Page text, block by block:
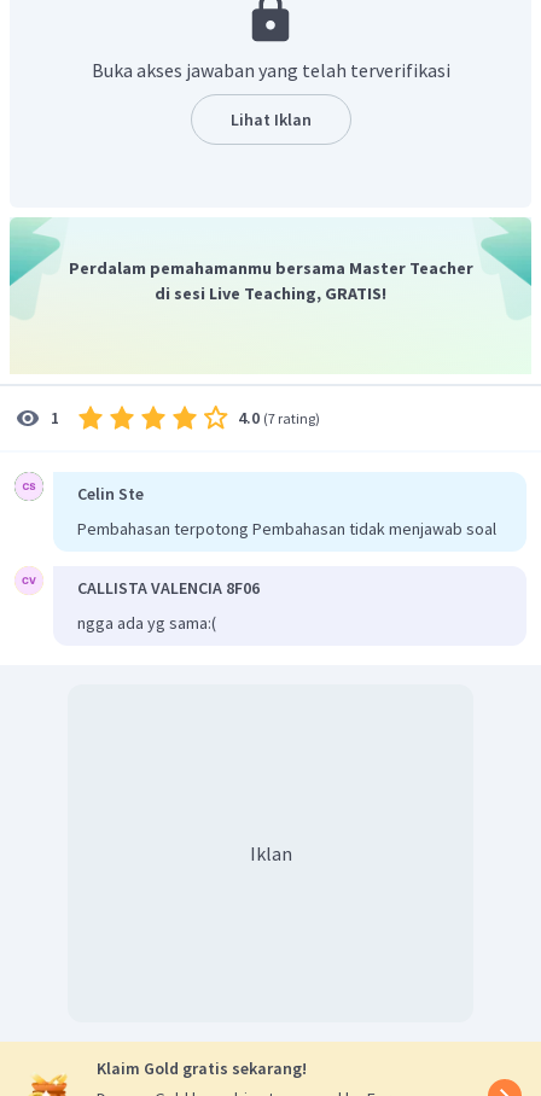
Buka akses jawaban yang telah terverifikasi
Lihat Iklan
Perdalam pemahamanmu bersama Master Teacher
di sesi Live Teaching, GRATIS!
1 4.0 (7 rating)
Celin Ste
Pembahasan terpotong Pembahasan tidak menjawab soal
CALLISTA VALENCIA 8F06
ngga ada yg sama:(
Iklan
Klaim Gold gratis sekarang!